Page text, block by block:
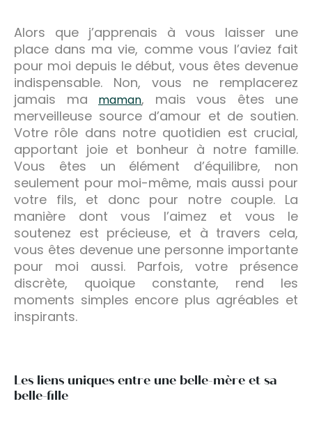
Alors que j’apprenais à vous laisser une
place dans ma vie, comme vous l’aviez fait
pour moi depuis le début, vous êtes devenue
indispensable. Non, vous ne remplacerez
jamais ma maman, mais vous êtes une
merveilleuse source d’amour et de soutien.
Votre rôle dans notre quotidien est crucial,
apportant joie et bonheur à notre famille.
Vous êtes un élément d’équilibre, non
seulement pour moi-même, mais aussi pour
votre fils, et donc pour notre couple. La
manière dont vous l’aimez et vous le
soutenez est précieuse, et à travers cela,
vous êtes devenue une personne importante
pour moi aussi. Parfois, votre présence
discrète, quoique constante, rend les
moments simples encore plus agréables et
inspirants.
Les liens uniques entre une belle-mère et sa
belle-fille